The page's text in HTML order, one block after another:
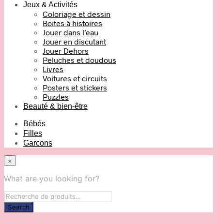
Jeux & Activités
Coloriage et dessin
Boites à histoires
Jouer dans l’eau
Jouer en discutant
Jouer Dehors
Peluches et doudous
Livres
Voitures et circuits
Posters et stickers
Puzzles
Beauté & bien-être
Bébés
Filles
Garcons
×
What are you looking for?